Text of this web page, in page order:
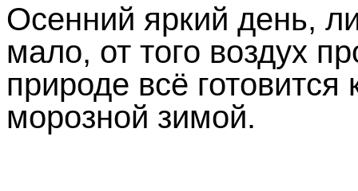
Осенний яркий день,
мало, от того воздух
природе всё
морозной зимой.